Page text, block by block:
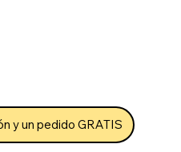
y un pedido GRATIS